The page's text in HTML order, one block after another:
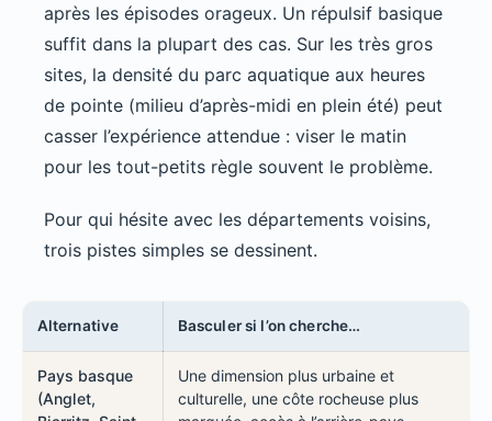
après les épisodes orageux. Un répulsif basique
suffit dans la plupart des cas. Sur les très gros
sites, la densité du parc aquatique aux heures
de pointe (milieu d’après-midi en plein été) peut
casser l’expérience attendue : viser le matin
pour les tout-petits règle souvent le problème.
Pour qui hésite avec les départements voisins,
trois pistes simples se dessinent.
Alternative Basculer si l’on cherche…
Pays basque
(Anglet,
Une dimension plus urbaine et
culturelle, une côte rocheuse plus